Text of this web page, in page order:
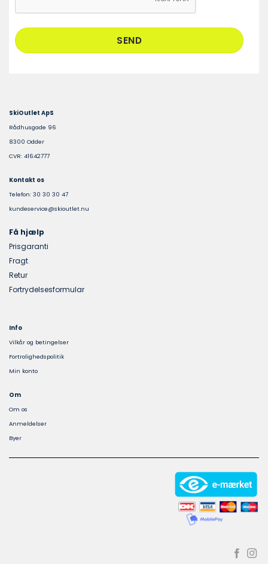
SkiOutlet ApS
Rådhusgade 96
8300 Odder
CVR: 41642777
Kontakt os
Telefon: 30 30 30 47
kundeservice@skioutlet.nu
Få hjælp
Prisgaranti
Fragt
Retur
Fortrydelsesformular
Info
Vilkår og betingelser
Fortrolighedspolitik
Min konto
Om
Om os
Anmeldelser
Byer